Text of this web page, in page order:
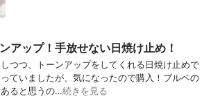
アップ！手放せない日焼け止め！
つつ、トーンアップをしてくれる日焼け止めで
ていましたが、気になったので購入！ブルベの
ると思うの…続きを見る